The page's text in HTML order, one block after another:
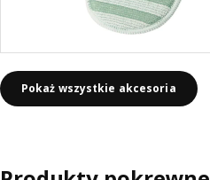
Pokaż wszystkie akcesoria